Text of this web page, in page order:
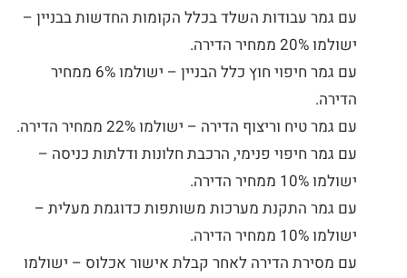
עם גמר עבודות השלד בכלל הקומות החדשות בבניין –
ישולמו 20% ממחיר הדירה.
עם גמר חיפוי חוץ כלל הבניין – ישולמו 6% ממחיר
הדירה.
עם גמר טיח וריצוף הדירה – ישולמו 22% ממחיר הדירה.
עם גמר חיפוי פנימי, הרכבת חלונות ודלתות כניסה –
ישולמו 10% ממחיר הדירה.
עם גמר התקנת מערכות משותפות כדוגמת מעלית –
ישולמו 10% ממחיר הדירה.
עם מסירת הדירה לאחר קבלת אישור אכלוס – ישולמו